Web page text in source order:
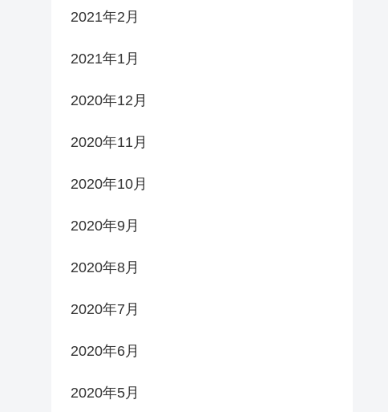
2021年2月
2021年1月
2020年12月
2020年11月
2020年10月
2020年9月
2020年8月
2020年7月
2020年6月
2020年5月